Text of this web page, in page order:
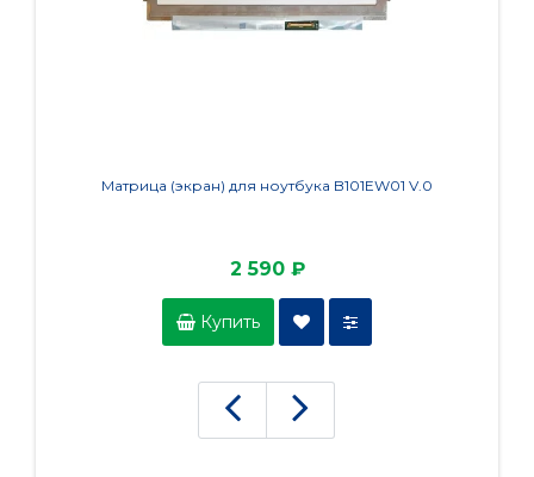
Матрица (экран) для ноутбука B101EW01 V.0
2 590 ₽
Купить